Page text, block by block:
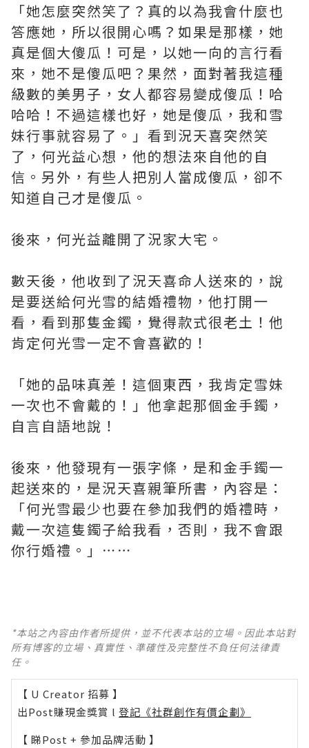
「她怎麼突然笑了？真的以為我會什麼也
答應她，所以很開心嗎？如果是那樣，她
真是個大傻瓜！可是，以她一向的言行看
來，她不是傻瓜吧？果然，面對著我這種
級數的美男子，女人都容易變成傻瓜！哈
哈哈！不過這樣也好，她是傻瓜，我和雪
妹行事就容易了。」看到況天喜突然笑
了，何光益心想，他的想法來自他的自
信。另外，有些人把別人當成傻瓜，卻不
知道自己才是傻瓜。
後來，何光益離開了況家大宅。
數天後，他收到了況天喜命人送來的，說
是要送給何光雪的結婚禮物，他打開一
看，看到那隻金鐲，覺得款式很老土！他
肯定何光雪一定不會喜歡的！
「她的品味真差！這個東西，我肯定雪妹
一次也不會戴的！」他拿起那個金手鐲，
自言自語地說！
後來，他發現有一張字條，是和金手鐲一
起送來的，是況天喜親筆所書，內容是：
「何光雪最少也要在參加我們的婚禮時，
戴一次這隻鐲子給我看，否則，我不會跟
你行婚禮。」⋯⋯
*本站之內容由作者所提供，並不代表本站的立場。因此本站對
所有博客的立場、真實性、準確性及完整性不負任何法律責
任。
【 U Creator 招募 】
出Post賺現金獎賞 l 登記《社群創作有價企劃》
【 睇Post + 參加品牌活動 】